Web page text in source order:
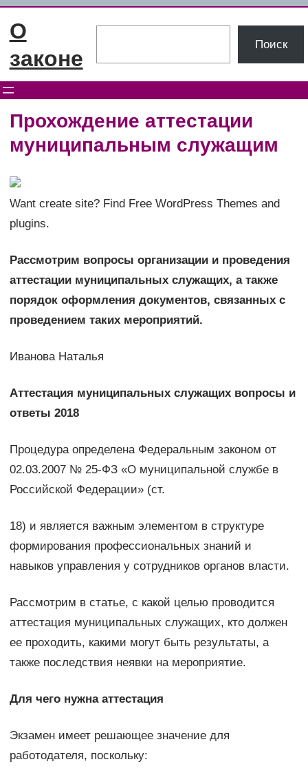
Перейти
О
законе
Поиск
Прохождение аттестации
муниципальным служащим
Want create site? Find Free WordPress Themes and
plugins.
Рассмотрим вопросы организации и проведения
аттестации муниципальных служащих, а также
порядок оформления документов, связанных с
проведением таких мероприятий.
Иванова Наталья
Аттестация муниципальных служащих вопросы и
ответы 2018
Процедура определена Федеральным законом от
02.03.2007 № 25-ФЗ «О муниципальной службе в
Российской Федерации» (ст.
18) и является важным элементом в структуре
формирования профессиональных знаний и
навыков управления у сотрудников органов власти.
Рассмотрим в статье, с какой целью проводится
аттестация муниципальных служащих, кто должен
ее проходить, какими могут быть результаты, а
также последствия неявки на мероприятие.
Для чего нужна аттестация
Экзамен имеет решающее значение для
работодателя, поскольку: